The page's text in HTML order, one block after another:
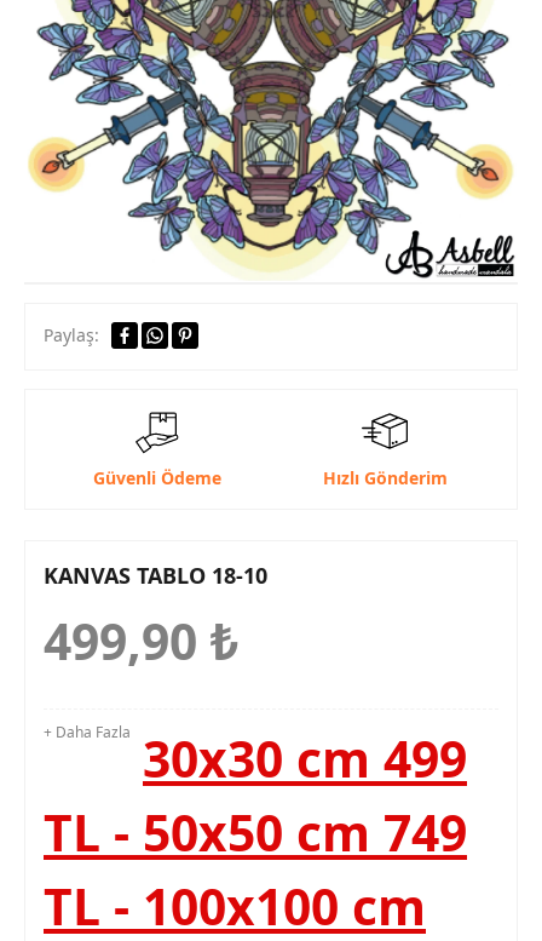
Paylaş:
Güvenli Ödeme Hızlı Gönderim
KANVAS TABLO 18-10
499,90 ₺
+ Daha Fazla
30x30 cm 499
TL - 50x50 cm 749
TL - 100x100 cm